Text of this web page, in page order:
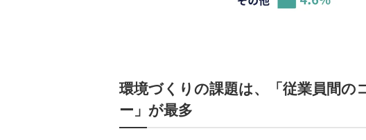
環境づくりの課題は、「従業員間の
ー」が最多